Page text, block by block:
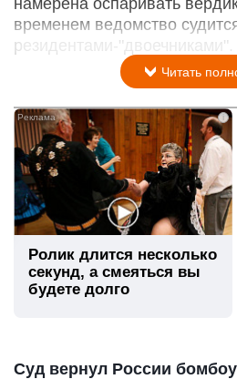
временем ведомство
резидентами-"двоечниками".
Читать
Ролик длится несколько
секунд, а смеяться вы
будете долго
Суд вернул России